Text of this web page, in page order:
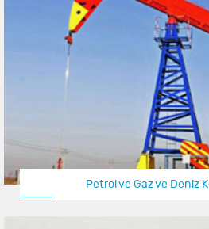
Petrol ve Gaz ve Deniz